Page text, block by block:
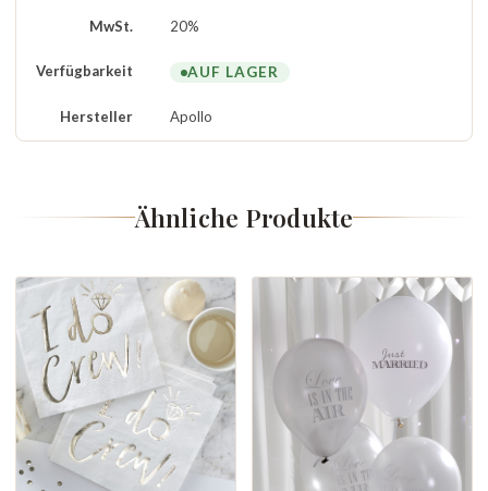
MwSt. 20%
Verfügbarkeit AUF LAGER
Hersteller Apollo
Ähnliche Produkte